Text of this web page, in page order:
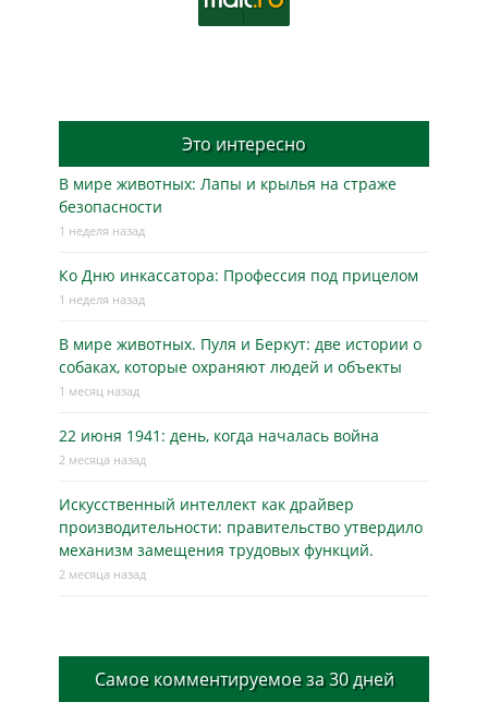
Это интересно
В мире животных: Лапы и крылья на страже
безопасности
1 неделя назад
Ко Дню инкассатора: Профессия под прицелом
1 неделя назад
В мире животных. Пуля и Беркут: две истории о
собаках, которые охраняют людей и объекты
1 месяц назад
22 июня 1941: день, когда началась война
2 месяца назад
Искусственный интеллект как драйвер
производительности: правительство утвердило
механизм замещения трудовых функций.
2 месяца назад
Самое комментируемое за 30 дней